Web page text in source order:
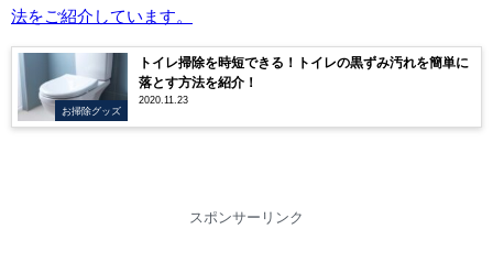
法をご紹介しています。
お掃除グッズ
トイレ掃除を時短できる！トイレの黒ずみ汚れを簡単に
落とす方法を紹介！
2020.11.23
スポンサーリンク